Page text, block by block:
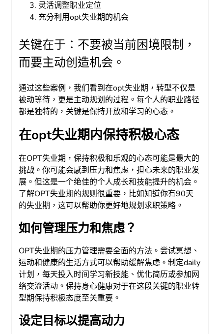
灵活调整职业定位
充分利用opt失业期的机会
关键在于：不要被当前困境限制，
而要主动创造机会。
通过这些案例，我们看到在opt失业期，转型不仅是
被动等待，更是主动规划的过程。每个人的职业路径
都是独特的，关键是保持开放和学习的心态。
在opt失业期内保持积极心态
在OPT失业期，保持积极和乐观的心态可能是最大的
挑战。你可能会感到压力和焦虑，担心未来的职业发
展。但这是一个绝佳的个人成长和技能提升的机会。
了解OPT失业期的规则很重要，比如知道你有90天
的失业期，这可以帮助你更好地规划求职策略。
如何管理压力和焦虑？
OPT失业期的压力管理需要全面的方法。尝试冥想、
运动和健康的生活方式可以帮助缓解焦虑。制定daily
计划，每天投入时间学习新技能、优化简历或参加网
络交流活动。保持身心健康对于在这段关键的职业转
型期保持积极态度至关重要。
设定目标以提高动力